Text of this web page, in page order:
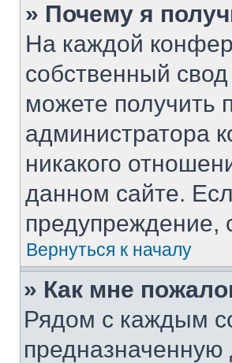
» Почему я
На каждой
собственный
можете получить
администратора
никакого
данном сайте.
предупреждение,
Вернуться к началу
» Как мне
Рядом с каждым
предназначенную